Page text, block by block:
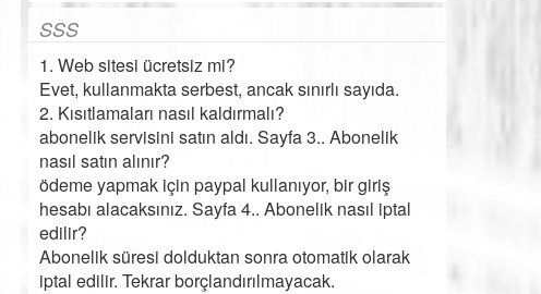
SSS
1. Web sitesi ücretsiz mi?
Evet, kullanmakta serbest, ancak sınırlı sayıda.
2. Kısıtlamaları nasıl kaldırmalı?
abonelik servisini satın aldı. Sayfa 3.. Abonelik
nasıl satın alınır?
ödeme yapmak için paypal kullanıyor, bir giriş
hesabı alacaksınız. Sayfa 4.. Abonelik nasıl iptal
edilir?
Abonelik süresi dolduktan sonra otomatik olarak
iptal edilir. Tekrar borçlandırılmayacak.